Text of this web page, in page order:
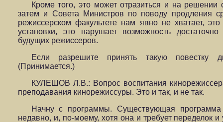
Кроме того, это может отразиться и на решении
затем и Совета Министров по поводу продления
режиссерском факультете нам явно не хватает,
установки, это нарушает возможность
будущих режиссеров.
Если разрешите принять такую повестку
(Принимается.)
КУЛЕШОВ Л.В.: Вопрос воспитания
преподавания кинорежиссуры. Это и так, и не так.
Начну с программы. Существующая
недавно, и, по-моему, хотя она и требует переделок